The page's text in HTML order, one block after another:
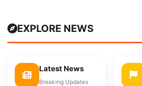
EXPLORE NEWS
Latest News
Breaking Updates